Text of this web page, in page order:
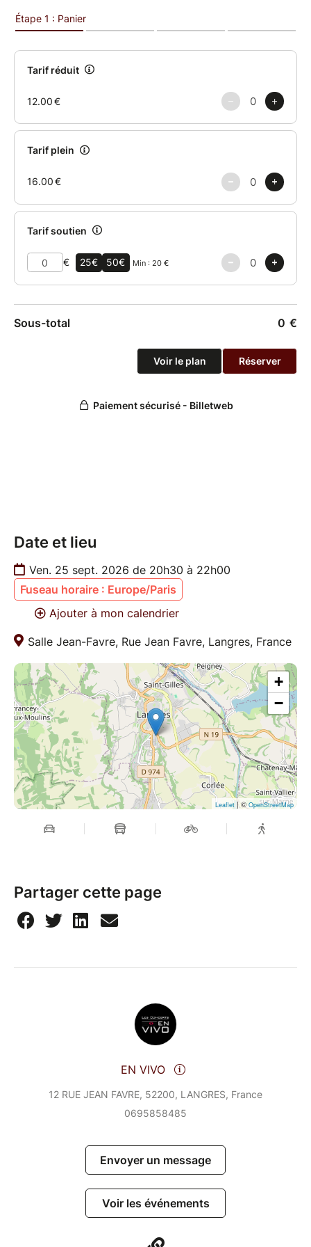
International de Jazz de Montréal.
(claviers), Zacharie Ksyk (trompette), Rémi
serré, avec une vraie intensité collective. Le son est
chaud, organique, le groove constant, et le concert
embarque rapidement. C’est un live à la fois prenant
et dansant, reconnu pour son efficacité autant par le
Une musique de corps et d’esprit, pensée pour être
jouée, partagée, et vécue.
Date et lieu
Ven. 25 sept. 2026 de 20h30 à 22h00
Fuseau horaire : Europe/Paris
Ajouter à mon calendrier
Salle Jean-Favre, Rue Jean Favre, Langres, France
+
−
Leaflet | © OpenStreetMap
Partager cette page
EN VIVO
12 RUE JEAN FAVRE, 52200, LANGRES, France
0695858485
Envoyer un message
Voir les événements